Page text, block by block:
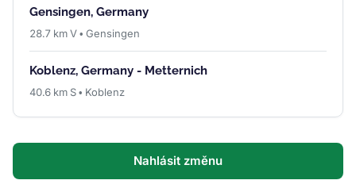
Gensingen, Germany
28.7 km V • Gensingen
Koblenz, Germany - Metternich
40.6 km S • Koblenz
Nahlásit změnu